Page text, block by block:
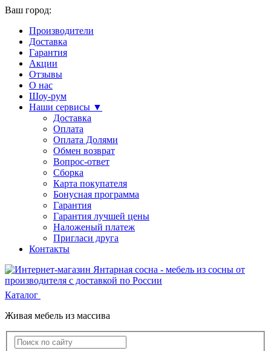
Ваш город:
Производители
Доставка
Гарантия
Акции
Отзывы
О нас
Шоу-рум
Наши сервисы ▼
Доставка
Оплата
Оплата Долями
Обмен возврат
Вопрос-ответ
Сборка
Карта покупателя
Бонусная программа
Гарантия
Гарантия лучшей цены
Наложеный платеж
Пригласи друга
Контакты
Каталог
Живая мебель из массива